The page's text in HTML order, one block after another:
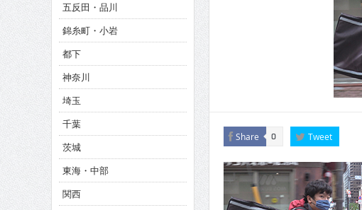
CINEMA×STYLE 286号
CINEMA×STYLE 285号
CINEMA×STYLE 294号
Share 0 Tweet
五反田・品川
錦糸町・小岩
都下
神奈川
埼玉
千葉
茨城
東海・中部
関西